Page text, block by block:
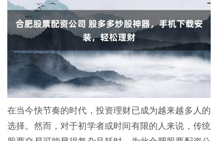
在当今快节奏的时代，投资理财已成为越来越多人的
选择。然而，对于初学者或时间有限的人来说，传统